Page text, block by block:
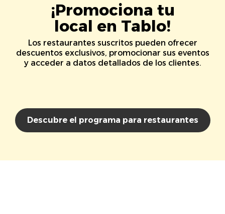
¡Promociona tu
local en Tablo!
Los restaurantes suscritos pueden ofrecer
descuentos exclusivos, promocionar sus eventos
y acceder a datos detallados de los clientes.
Descubre el programa para restaurantes